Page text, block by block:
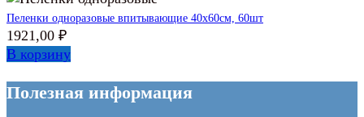
Пеленки одноразовые впитывающие 40х60см, 60шт
1921,00 ₽
В корзину
Полезная информация